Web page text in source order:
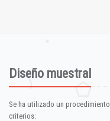
Diseño muestral
Se ha utilizado un
criterios: